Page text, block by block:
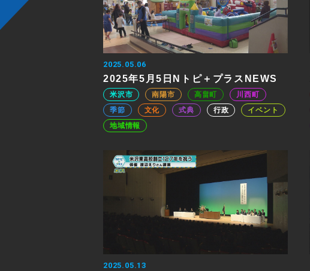
2025.05.06
2025年5月5日Nトピ＋プラスNEWS
米沢市 南陽市 高畠町
川西町
季節
文化 式典 行政
イベント
地域情報
2025.05.13